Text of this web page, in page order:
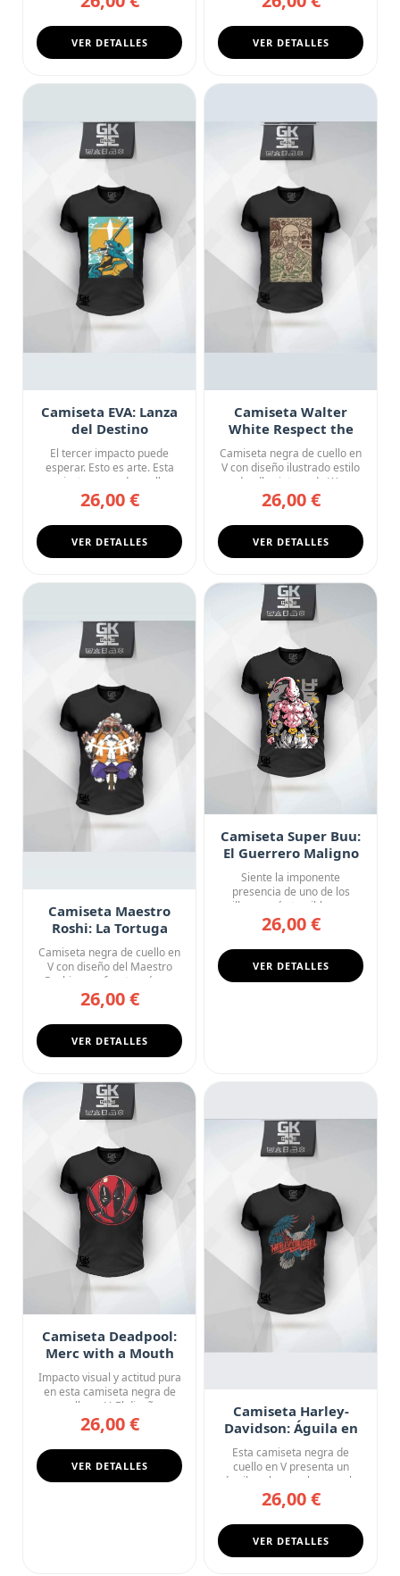
VER DETALLES VER DETALLES
Camiseta EVA: Lanza
del Destino
El tercer impacto puede
esperar. Esto es arte. Esta
camiseta negra de cuello ...
26,00 €
VER DETALLES
Camiseta Walter
White Respect the
Chemistry Breaking
Bad
Camiseta negra de cuello en
V con diseño ilustrado estilo
doodle vintage de W...
26,00 €
VER DETALLES
Camiseta Maestro
Roshi: La Tortuga
Meditando Dragon
Ball
Camiseta negra de cuello en
V con diseño del Maestro
Roshi en su faceta más s...
26,00 €
VER DETALLES
Camiseta Super Buu:
El Guerrero Maligno
Siente la imponente
presencia de uno de los
villanos más temibles con
esta ca...
26,00 €
VER DETALLES
Camiseta Deadpool:
Merc with a Mouth
Impacto visual y actitud pura
en esta camiseta negra de
cuello en V. El diseñ...
26,00 €
VER DETALLES
Camiseta Harley-
Davidson: Águila en
Vuelo
Esta camiseta negra de
cuello en V presenta un
águila calva en pleno vuelo
co...
26,00 €
VER DETALLES